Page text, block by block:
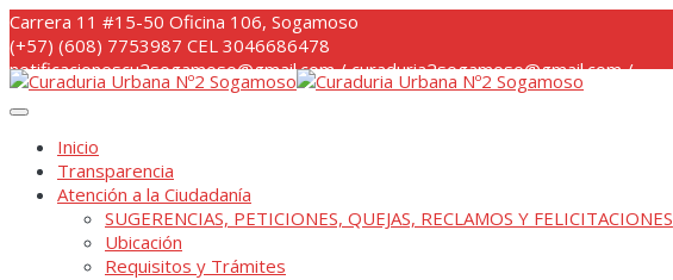
Skip
to
content
Carrera 11 #15-50 Oficina 106, Sogamoso
(+57) (608) 7753987 CEL 3046686478
notificacionescu2sogamoso@gmail.com / curaduria2sogamoso@gmail.com /
Inicio
Transparencia
Atención a la Ciudadanía
SUGERENCIAS, PETICIONES, QUEJAS, RECLAMOS Y FELICITACIONES
Ubicación
Requisitos y Trámites